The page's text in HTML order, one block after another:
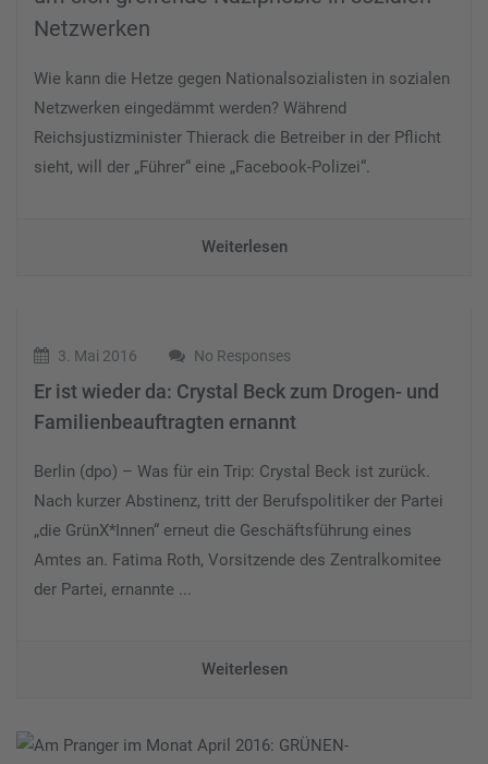
Netzwerken
Wie kann die Hetze gegen Nationalsozialisten in sozialen
Netzwerken eingedämmt werden? Während
Reichsjustizminister Thierack die Betreiber in der Pflicht
sieht, will der „Führer“ eine „Facebook-Polizei“.
Weiterlesen
3. Mai 2016 No Responses
Er ist wieder da: Crystal Beck zum Drogen- und
Familienbeauftragten ernannt
Berlin (dpo) – Was für ein Trip: Crystal Beck ist zurück.
Nach kurzer Abstinenz, tritt der Berufspolitiker der Partei
„die GrünX*Innen“ erneut die Geschäftsführung eines
Amtes an. Fatima Roth, Vorsitzende des Zentralkomitee
der Partei, ernannte ...
Weiterlesen